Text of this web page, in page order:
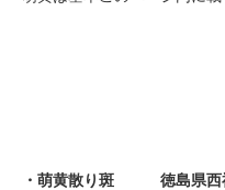
・萌黄散り斑 徳島県西